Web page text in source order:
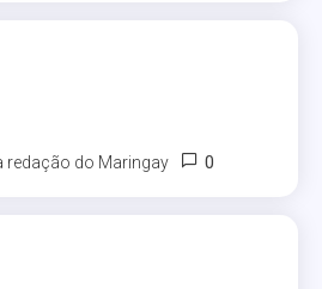
redação do Maringay 0